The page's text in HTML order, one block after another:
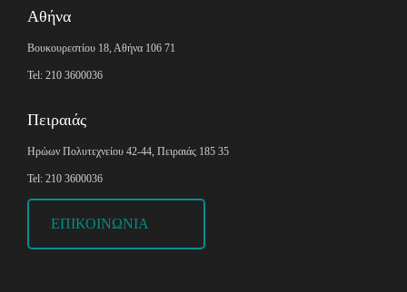
Αθήνα
Βουκουρεστίου 18, Αθήνα 106 71
Tel: 210 3600036
Πειραιάς
Ηρώων Πολυτεχνείου 42-44, Πειραιάς 185 35
Tel: 210 3600036
ΕΠΙΚΟΙΝΩΝΙΑ